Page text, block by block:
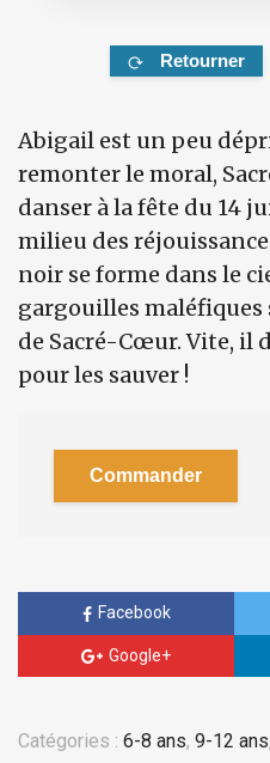
Retourner
Abigail est un peu
remonter le moral,
danser à la fête du 14
milieu des
noir se forme dans le
gargouilles maléfiques
de Sacré-Cœur. Vite, il
pour les sauver !
Commander
Facebook
Google+
Catégories : 6-8 ans, 9-12 ans,